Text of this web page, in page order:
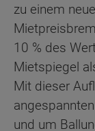
zu einem
10 % des
Mietspiegel
Mit dieser
und um